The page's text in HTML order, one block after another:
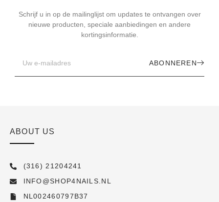
Schrijf u in op de mailinglijst om updates te ontvangen over
nieuwe producten, speciale aanbiedingen en andere
kortingsinformatie.
ABONNEREN
ABOUT US
(316) 21204241
INFO@SHOP4NAILS.NL
NL002460797B37